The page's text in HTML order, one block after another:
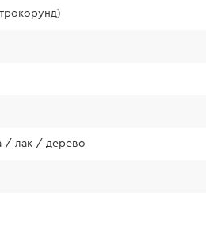
/ лак / дерево